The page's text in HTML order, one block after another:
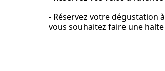
- Réservez votre dégustation
vous souhaitez faire une